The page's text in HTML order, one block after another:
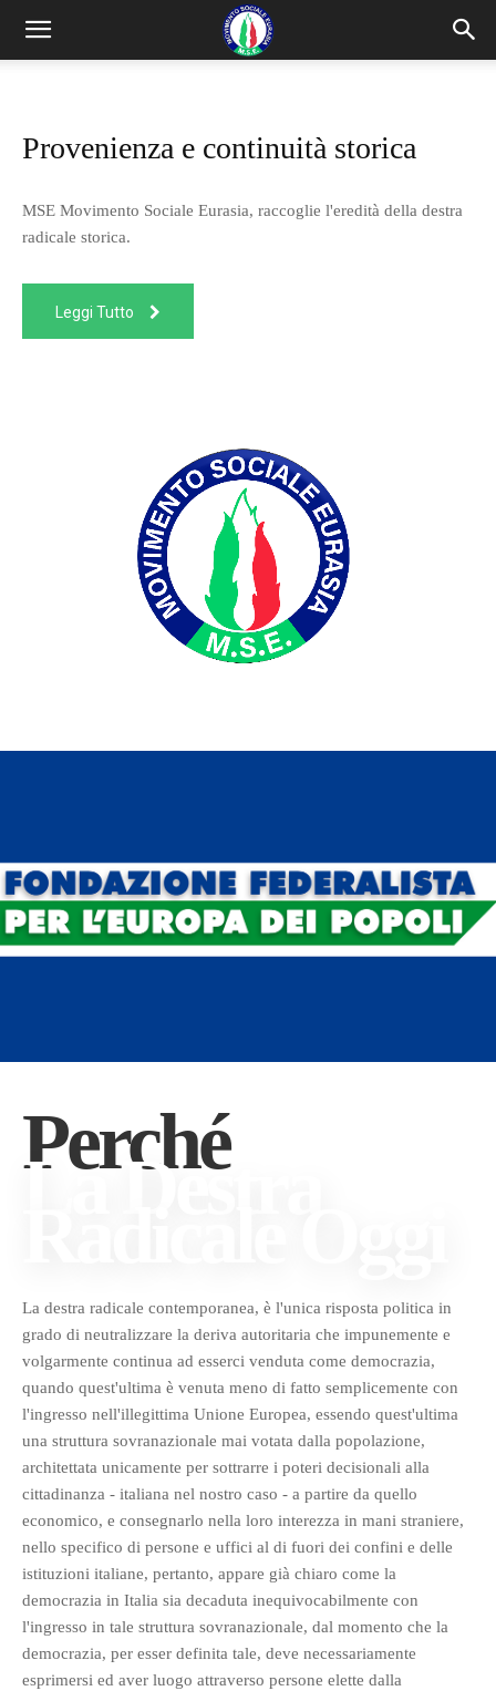
Provenienza e continuità storica
MSE Movimento Sociale Eurasia, raccoglie l'eredità della destra
radicale storica.
Leggi Tutto
Perché
La Destra
La destra radicale contemporanea, è l'unica risposta politica in
grado di neutralizzare la deriva autoritaria che impunemente e
volgarmente continua ad esserci venduta come democrazia,
quando quest'ultima è venuta meno di fatto semplicemente con
l'ingresso nell'illegittima Unione Europea, essendo quest'ultima
una struttura sovranazionale mai votata dalla popolazione,
architettata unicamente per sottrarre i poteri decisionali alla
cittadinanza - italiana nel nostro caso - a partire da quello
economico, e consegnarlo nella loro interezza in mani straniere,
nello specifico di persone e uffici al di fuori dei confini e delle
istituzioni italiane, pertanto, appare già chiaro come la
democrazia in Italia sia decaduta inequivocabilmente con
l'ingresso in tale struttura sovranazionale, dal momento che la
democrazia, per esser definita tale, deve necessariamente
esprimersi ed aver luogo attraverso persone elette dalla